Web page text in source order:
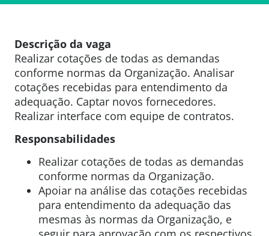
Descrição da vaga
Realizar cotações de todas as demandas
conforme normas da Organização. Analisar
cotações recebidas para entendimento da
adequação. Captar novos fornecedores.
Realizar interface com equipe de contratos.
Responsabilidades
Realizar cotações de todas as demandas
conforme normas da Organização.
Apoiar na análise das cotações recebidas
para entendimento da adequação das
mesmas às normas da Organização, e